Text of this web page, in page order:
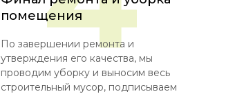
помещения
По завершении ремонта и
утверждения его качества, мы
проводим уборку и выносим весь
строительный мусор, подписываем